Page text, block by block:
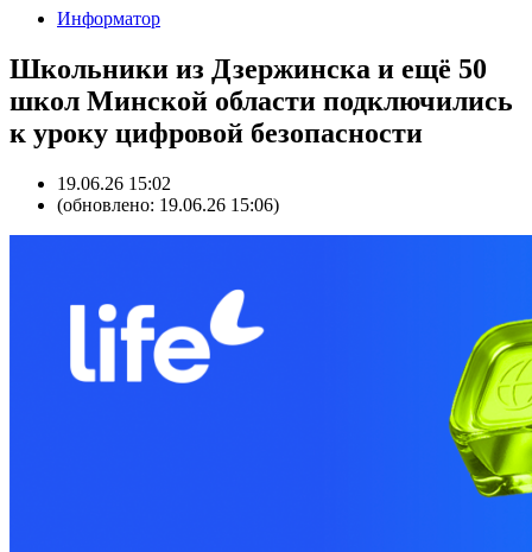
Информатор
Школьники из Дзержинска и ещё 50
школ Минской области подключились
к уроку цифровой безопасности
19.06.26 15:02
(обновлено: 19.06.26 15:06)